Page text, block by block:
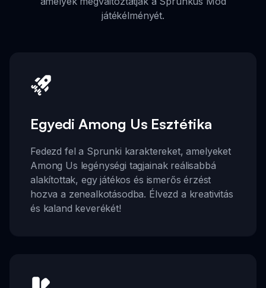
játékélményét.
Egyedi Among Us Esztétika
Fedezd fel a Sprunki karaktereket, amelyeket
Among Us legénységi tagjainak reálisabbá
alakítottak, egy játékos és ismerős érzést
hozva a zenealkotásodba. Élvezd a kreativitás
és kaland keverékét!